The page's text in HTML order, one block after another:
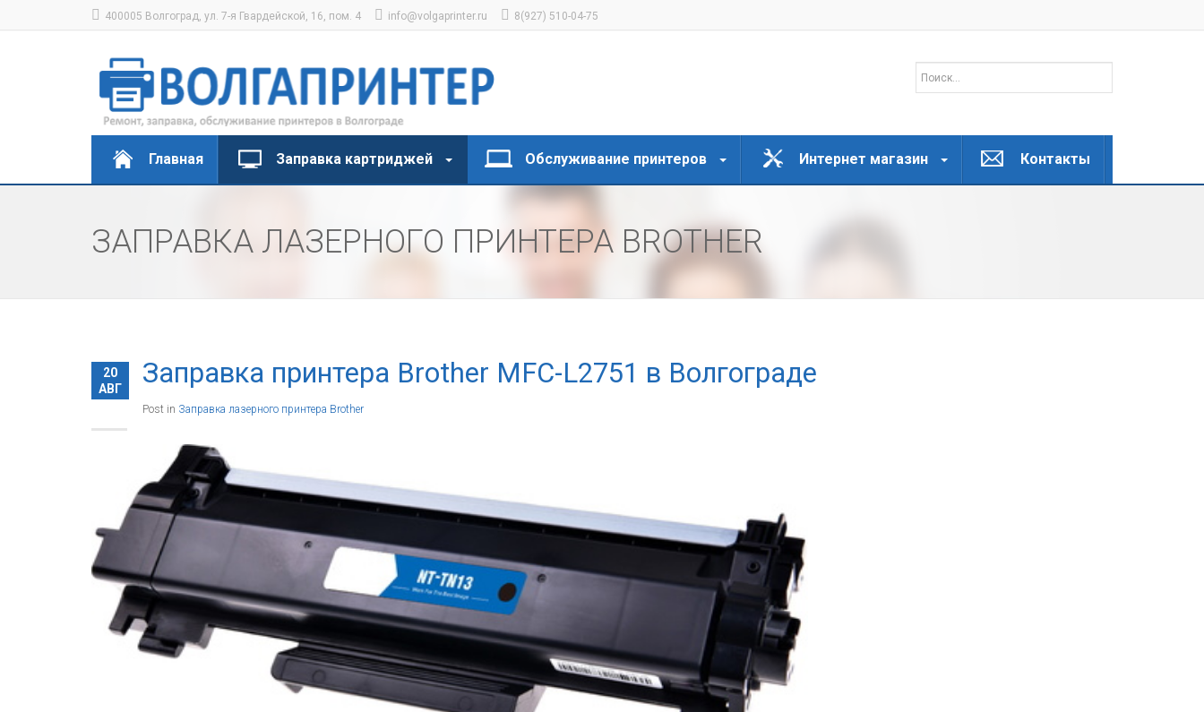
400005 Волгоград, ул. 7-я Гвардейской, 16, пом. 4 info@volgaprinter.ru 8(927) 510-04-75
Главная Заправка картриджей Обслуживание принтеров Интернет магазин Контакты
ЗАПРАВКА ЛАЗЕРНОГО ПРИНТЕРА BROTHER
20
АВГ
Заправка принтера Brother MFC-L2751 в Волгограде
Post in Заправка лазерного принтера Brother